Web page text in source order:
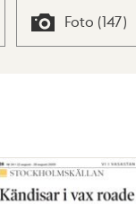
Foto (147)